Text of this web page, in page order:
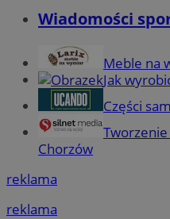
Wiadomości
Meble na
Jak
Części
Chorzów
reklama
reklama